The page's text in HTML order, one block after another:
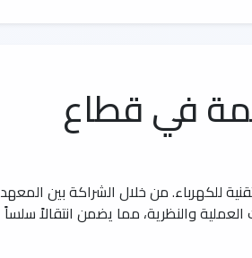
في قطاع
للكهرباء. من خلال الشراكة بين المعهد
والنظرية، مما يضمن انتقالاً سلساً